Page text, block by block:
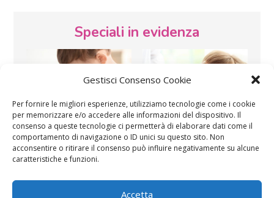
Gestisci Consenso Cookie
Per fornire le migliori esperienze, utilizziamo tecnologie come i cookie
per memorizzare e/o accedere alle informazioni del dispositivo. Il
consenso a queste tecnologie ci permetterà di elaborare dati come il
comportamento di navigazione o ID unici su questo sito. Non
acconsentire o ritirare il consenso può influire negativamente su alcune
caratteristiche e funzioni.
Accetta
Speciali in evidenza
Vaccini SOS Pediatra